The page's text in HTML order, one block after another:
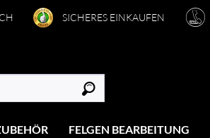
SICHERES EINKAUFEN
FELGEN BEARBEITUNG